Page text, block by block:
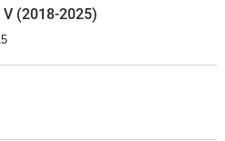
V (2018-2025)